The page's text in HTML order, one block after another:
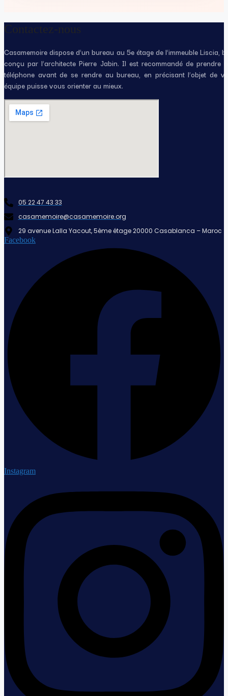
Contactez-nous
Casamemoire dispose d’un bureau au 5e étage de l’immeuble Liscia,
conçu par l’architecte Pierre Jabin. Il est recommandé de
téléphone avant de se rendre au bureau, en précisant l’objet de
équipe puisse vous orienter au mieux.
05 22 47 43 33
casamemoire@casamemoire.org
29 avenue Lalla Yacout, 5ème étage 20000 Casablanca – Maroc
Facebook
Instagram